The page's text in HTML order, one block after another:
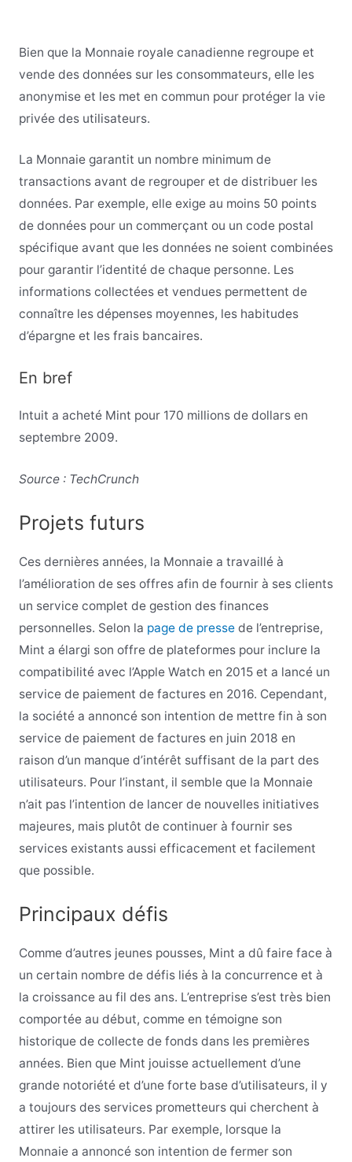
Bien que la Monnaie royale canadienne regroupe et
vende des données sur les consommateurs, elle les
anonymise et les met en commun pour protéger la vie
privée des utilisateurs.
La Monnaie garantit un nombre minimum de
transactions avant de regrouper et de distribuer les
données. Par exemple, elle exige au moins 50 points
de données pour un commerçant ou un code postal
spécifique avant que les données ne soient combinées
pour garantir l’identité de chaque personne. Les
informations collectées et vendues permettent de
connaître les dépenses moyennes, les habitudes
d’épargne et les frais bancaires.
En bref
Intuit a acheté Mint pour 170 millions de dollars en
septembre 2009.
Source : TechCrunch
Projets futurs
Ces dernières années, la Monnaie a travaillé à
l’amélioration de ses offres afin de fournir à ses clients
un service complet de gestion des finances
personnelles. Selon la page de pressede l’entreprise,
Mint a élargi son offre de plateformes pour inclure la
compatibilité avec l’Apple Watch en 2015 et a lancé un
service de paiement de factures en 2016. Cependant,
la société a annoncé son intention de mettre fin à son
service de paiement de factures en juin 2018 en
raison d’un manque d’intérêt suffisant de la part des
utilisateurs. Pour l’instant, il semble que la Monnaie
n’ait pas l’intention de lancer de nouvelles initiatives
majeures, mais plutôt de continuer à fournir ses
services existants aussi efficacement et facilement
que possible.
Principaux défis
Comme d’autres jeunes pousses, Mint a dû faire face à
un certain nombre de défis liés à la concurrence et à
la croissance au fil des ans. L’entreprise s’est très bien
comportée au début, comme en témoigne son
historique de collecte de fonds dans les premières
années. Bien que Mint jouisse actuellement d’une
grande notoriété et d’une forte base d’utilisateurs, il y
a toujours des services prometteurs qui cherchent à
attirer les utilisateurs. Par exemple, lorsque la
Monnaie a annoncé son intention de fermer son